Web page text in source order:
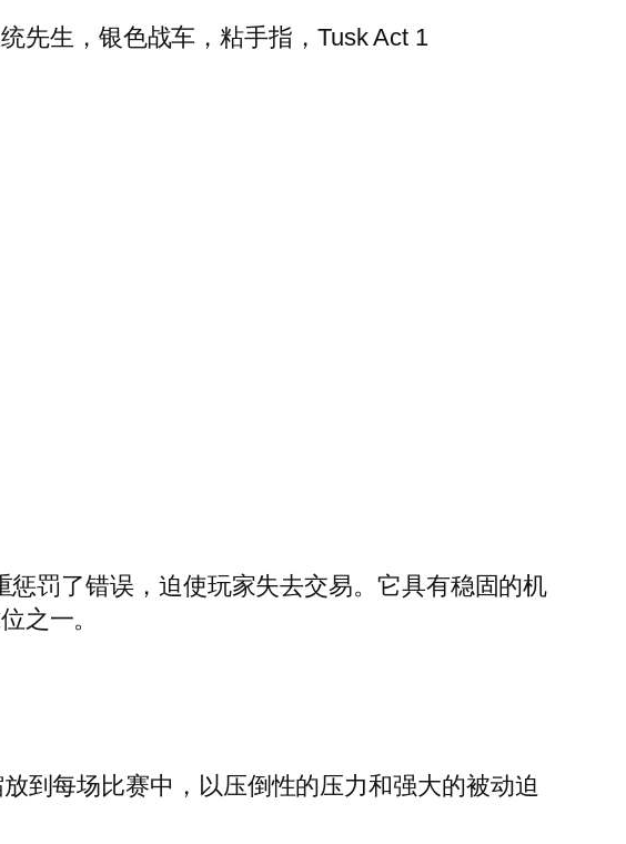
先生，银色战车，粘手指，Tusk Act 1
罚了错误，迫使玩家失去交易。它具有稳固的机
之一。
到每场比赛中，以压倒性的压力和强大的被动迫